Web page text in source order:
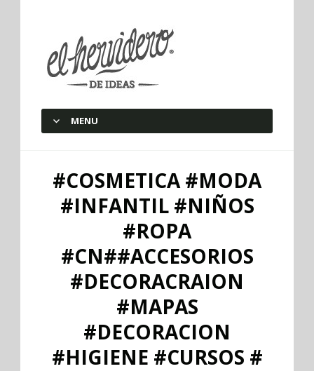
elherviderodeideas
MENU
#COSMETICA #MODA
#INFANTIL #NIÑOS
#ROPA
#CN##ACCESORIOS
#DECORACRAION
#MAPAS
#DECORACION
#HIGIENE #CURSOS #